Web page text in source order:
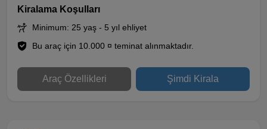
Kiralama Koşulları
Minimum: 25 yaş - 5 yıl ehliyet
Bu araç için 10.000 ¤ teminat alınmaktadır.
Araç Özellikleri Şimdi Kirala